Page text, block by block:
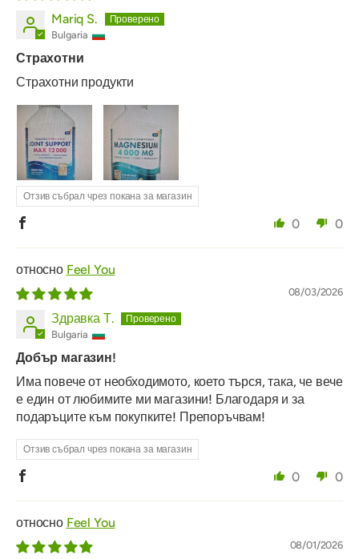
Mariq S.
Bulgaria
Страхотни
Страхотни продукти
Отзив събрал чрез покана за магазин
0 0
Feel You
08/03/2026
Здравка Т.
Bulgaria
Добър магазин!
Има повече от необходимото, което търся, така, че вече
е един от любимите ми магазини! Благодаря и за
подаръците към покупките! Препоръчвам!
Отзив събрал чрез покана за магазин
0 0
Feel You
08/01/2026